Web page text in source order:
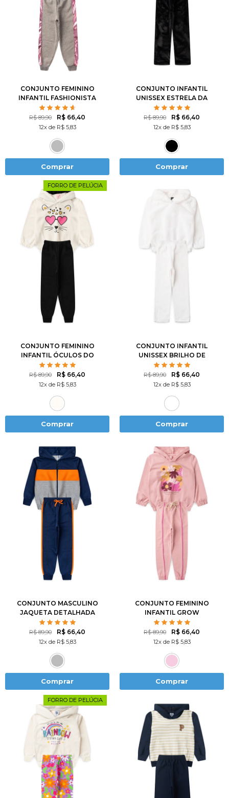
3 4 6
10 14
CONJUNTO FEMININO
INFANTIL FASHIONISTA
R$ 89,90 R$ 66,40
12x de R$ 5,83
Comprar
3 4 6
10 12
CONJUNTO INFANTIL
UNISSEX ESTRELA DA
NOITE
R$ 89,90 R$ 66,40
12x de R$ 5,83
Comprar
FORRO DE PELÚCIA
3
CONJUNTO FEMININO
INFANTIL ÓCULOS DO
AMOR
R$ 89,90 R$ 66,40
12x de R$ 5,83
Comprar
10 12
CONJUNTO INFANTIL
UNISSEX BRILHO DE
NEVE
R$ 89,90 R$ 66,40
12x de R$ 5,83
Comprar
3 4
CONJUNTO MASCULINO
JAQUETA DETALHADA
R$ 89,90 R$ 66,40
12x de R$ 5,83
Comprar
4
CONJUNTO FEMININO
INFANTIL GROW
POSITIVE THOUGHTS
R$ 89,90 R$ 66,40
12x de R$ 5,83
Comprar
FORRO DE PELÚCIA